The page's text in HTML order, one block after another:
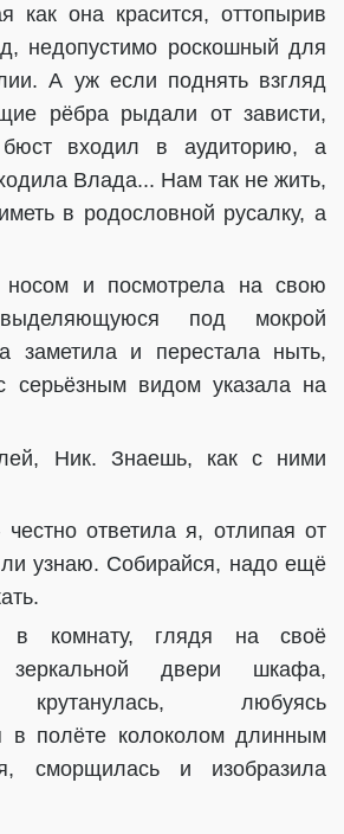
как она красится, оттопырив
недопустимо роскошный для
А уж если поднять взгляд
рёбра рыдали от зависти,
бюст входил в аудиторию, а
Влада... Нам так не жить,
в родословной русалку, а
и посмотрела на свою
под мокрой
заметила и перестала ныть,
серьёзным видом указала на
Ник. Знаешь, как с ними
ответила я, отлипая от
узнаю. Собирайся, надо ещё
комнату, глядя на своё
двери шкафа,
крутанулась, любуясь
в полёте колоколом длинным
сморщилась и изобразила